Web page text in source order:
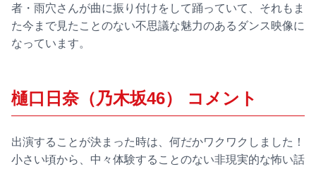
者・雨穴さんが曲に振り付けをして踊っていて、それもま
た今まで見たことのない不思議な魅力のあるダンス映像に
なっています。
樋口日奈（乃木坂46） コメント
出演することが決まった時は、何だかワクワクしました！
小さい頃から、中々体験することのない非現実的な怖い話